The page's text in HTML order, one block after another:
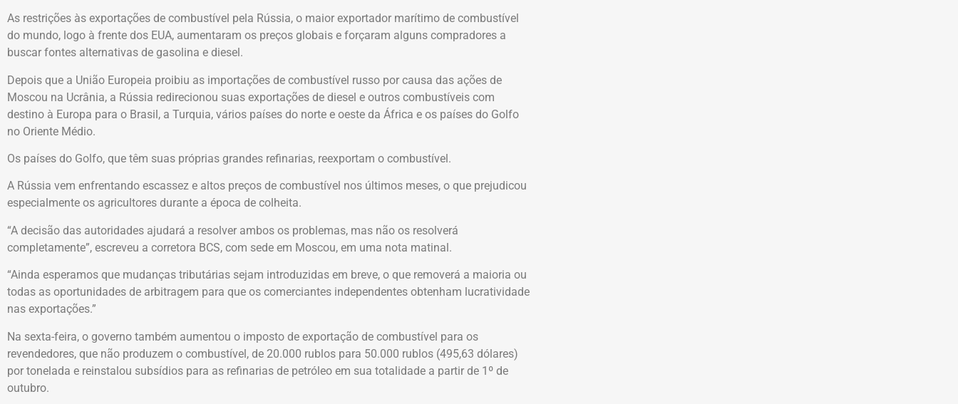
As restrições às exportações de combustível pela Rússia, o maior exportador marítimo de combustível
do mundo, logo à frente dos EUA, aumentaram os preços globais e forçaram alguns compradores a
buscar fontes alternativas de gasolina e diesel.
Depois que a União Europeia proibiu as importações de combustível russo por causa das ações de
Moscou na Ucrânia, a Rússia redirecionou suas exportações de diesel e outros combustíveis com
destino à Europa para o Brasil, a Turquia, vários países do norte e oeste da África e os países do Golfo
no Oriente Médio.
Os países do Golfo, que têm suas próprias grandes refinarias, reexportam o combustível.
A Rússia vem enfrentando escassez e altos preços de combustível nos últimos meses, o que prejudicou
especialmente os agricultores durante a época de colheita.
“A decisão das autoridades ajudará a resolver ambos os problemas, mas não os resolverá
completamente”, escreveu a corretora BCS, com sede em Moscou, em uma nota matinal.
“Ainda esperamos que mudanças tributárias sejam introduzidas em breve, o que removerá a maioria ou
todas as oportunidades de arbitragem para que os comerciantes independentes obtenham lucratividade
nas exportações.”
Na sexta-feira, o governo também aumentou o imposto de exportação de combustível para os
revendedores, que não produzem o combustível, de 20.000 rublos para 50.000 rublos (495,63 dólares)
por tonelada e reinstalou subsídios para as refinarias de petróleo em sua totalidade a partir de 1º de
outubro.